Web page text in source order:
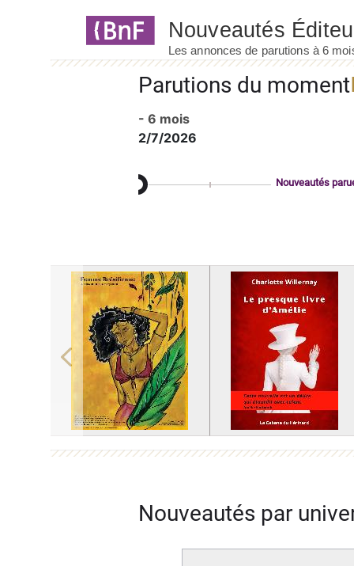
Parutions du moment
- 6 mois
2/7/2026
Nouveautés
Previous
Nouveautés par